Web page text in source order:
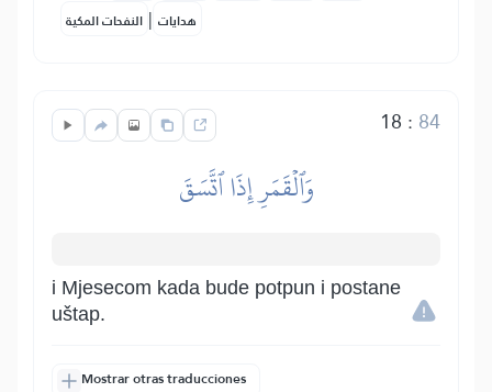
النفحات المكية | هدايات
18 : 84
وَٱلۡقَمَرِ إِذَا ٱتَّسَقَ
i Mjesecom kada bude potpun i postane
uštap.
Mostrar otras traducciones